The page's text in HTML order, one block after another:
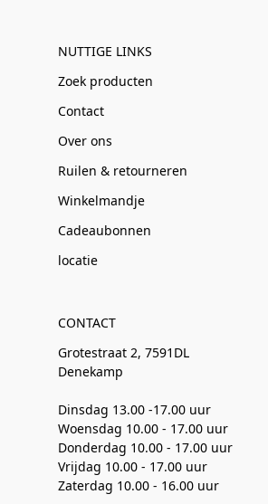
NUTTIGE LINKS
Zoek producten
Contact
Over ons
Ruilen & retourneren
Winkelmandje
Cadeaubonnen
locatie
CONTACT
Grotestraat 2, 7591DL
Denekamp
Dinsdag 13.00 -17.00 uur
Woensdag 10.00 - 17.00 uur
Donderdag 10.00 - 17.00 uur
Vrijdag 10.00 - 17.00 uur
Zaterdag 10.00 - 16.00 uur